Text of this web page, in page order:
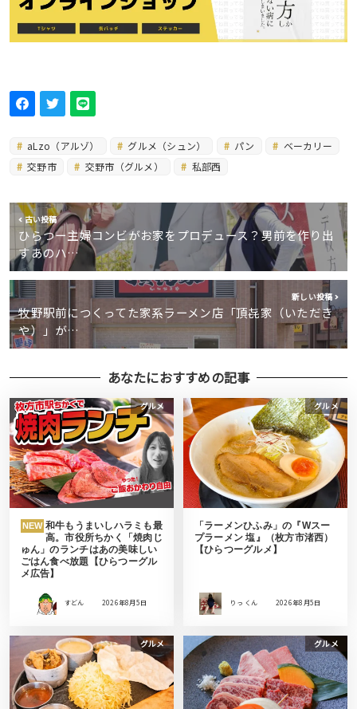
aLzo（アルゾ） グルメ（シュン） パン
ベーカリー
交野市
交野市（グルメ） 私部西
古い投稿
ひらつー主婦コンビがお家をプロデュース？男前を作り出
すあのハ…
新しい投稿
牧野駅前につくってた家系ラーメン店「頂㐂家（いただき
や）」が…
あなたにおすすめの記事
グルメ
NEW 和牛もうまいしハラミも最
高。市役所ちかく「焼肉じ
ゅん」のランチはあの美味しい
ごはん食べ放題【ひらつーグル
メ広告】
すどん 2026年8月5日
グルメ
「ラーメンひふみ」の『Wスー
プラーメン 塩』（枚方市渚西）
【ひらつーグルメ】
りっ くん 2026年8月5日
グルメ グルメ